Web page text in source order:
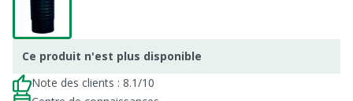
Ce produit n'est plus disponible
Note des clients : 8.1/10